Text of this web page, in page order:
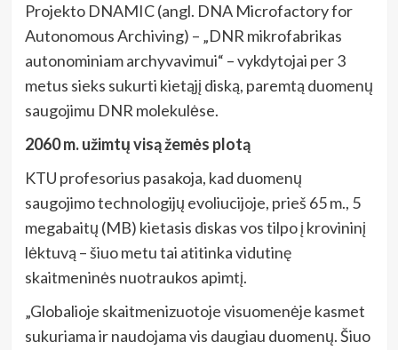
Projekto DNAMIC (angl. DNA Microfactory for
Autonomous Archiving) – „DNR mikrofabrikas
autonominiam archyvavimui“ – vykdytojai per 3
metus sieks sukurti kietąjį diską, paremtą duomenų
saugojimu DNR molekulėse.
2060 m. užimtų visą žemės plotą
KTU profesorius pasakoja, kad duomenų
saugojimo technologijų evoliucijoje, prieš 65 m., 5
megabaitų (MB) kietasis diskas vos tilpo į krovininį
lėktuvą – šiuo metu tai atitinka vidutinę
skaitmeninės nuotraukos apimtį.
„Globalioje skaitmenizuotoje visuomenėje kasmet
sukuriama ir naudojama vis daugiau duomenų. Šiuo